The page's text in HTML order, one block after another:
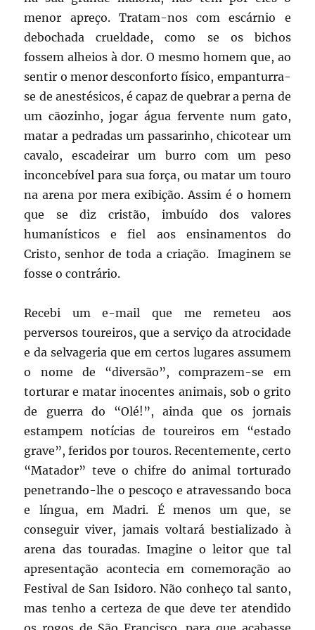
menor apreço. Tratam-nos com escárnio e
debochada crueldade, como se os bichos
fossem alheios à dor. O mesmo homem que, ao
sentir o menor desconforto físico, empanturra-
se de anestésicos, é capaz de quebrar a perna de
um cãozinho, jogar água fervente num gato,
matar a pedradas um passarinho, chicotear um
cavalo, escadeirar um burro com um peso
inconcebível para sua força, ou matar um touro
na arena por mera exibição. Assim é o homem
que se diz cristão, imbuído dos valores
humanísticos e fiel aos ensinamentos do
Cristo, senhor de toda a criação. Imaginem se
fosse o contrário.
Recebi um e-mail que me remeteu aos
perversos toureiros, que a serviço da atrocidade
e da selvageria que em certos lugares assumem
o nome de “diversão”, comprazem-se em
torturar e matar inocentes animais, sob o grito
de guerra do “Olé!”, ainda que os jornais
estampem notícias de toureiros em “estado
grave”, feridos por touros. Recentemente, certo
“Matador” teve o chifre do animal torturado
penetrando-lhe o pescoço e atravessando boca
e língua, em Madri. É menos um que, se
conseguir viver, jamais voltará bestializado à
arena das touradas. Imagine o leitor que tal
apresentação acontecia em comemoração ao
Festival de San Isidoro. Não conheço tal santo,
mas tenho a certeza de que deve ter atendido